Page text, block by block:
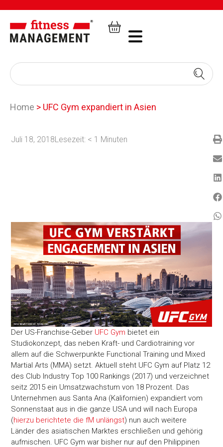
Home > UFC Gym expandiert in Asien
Juli 18, 2018Lesezeit: < 1 Minuten
Der US-Franchise-Geber UFC Gym bietet ein
Studiokonzept, das neben Kraft- und Cardiotraining vor
allem auf die Schwerpunkte Functional Training und Mixed
Martial Arts (MMA) setzt. Aktuell steht UFC Gym auf Platz 12
des Club Industry Top 100 Rankings (2017) und verzeichnet
seitz 2015 ein Umsatzwachstum von 18 Prozent. Das
Unternehmen aus Santa Ana (Kalifornien) expandiert vom
Sonnenstaat aus in die ganze USA und will nach Europa
(hierzu berichtete die fM unlängst) nun auch weitere
Länder des asiatischen Marktes erschließen und gehörig
aufmischen. UFC Gym war bisher nur auf den Philippinen